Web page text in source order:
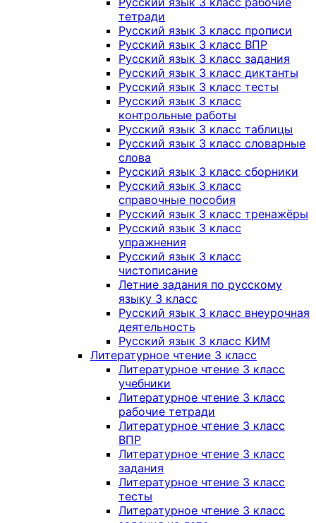
тетради
Русский язык 3 класс прописи
Русский язык 3 класс ВПР
Русский язык 3 класс задания
Русский язык 3 класс диктанты
Русский язык 3 класс тесты
Русский язык 3 класс
контрольные работы
Русский язык 3 класс таблицы
Русский язык 3 класс словарные
слова
Русский язык 3 класс сборники
Русский язык 3 класс
справочные пособия
Русский язык 3 класс тренажёры
Русский язык 3 класс
упражнения
Русский язык 3 класс
чистописание
Летние задания по русскому
языку 3 класс
Русский язык 3 класс внеурочная
деятельность
Русский язык 3 класс КИМ
Литературное чтение 3 класс
Литературное чтение 3 класс
учебники
Литературное чтение 3 класс
рабочие тетради
Литературное чтение 3 класс
ВПР
Литературное чтение 3 класс
задания
Литературное чтение 3 класс
тесты
Литературное чтение 3 класс